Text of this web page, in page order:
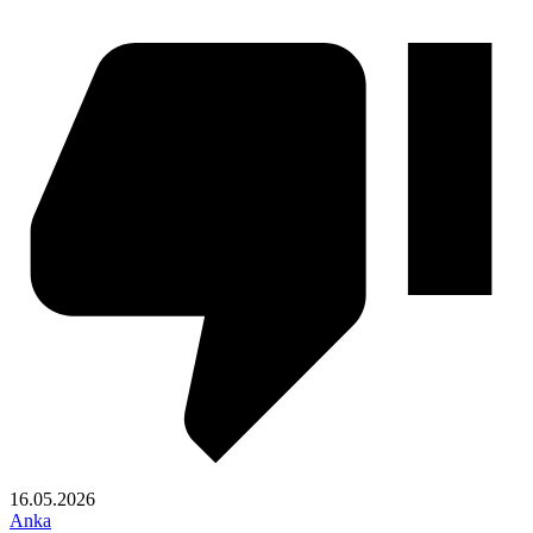
16.05.2026
Anka